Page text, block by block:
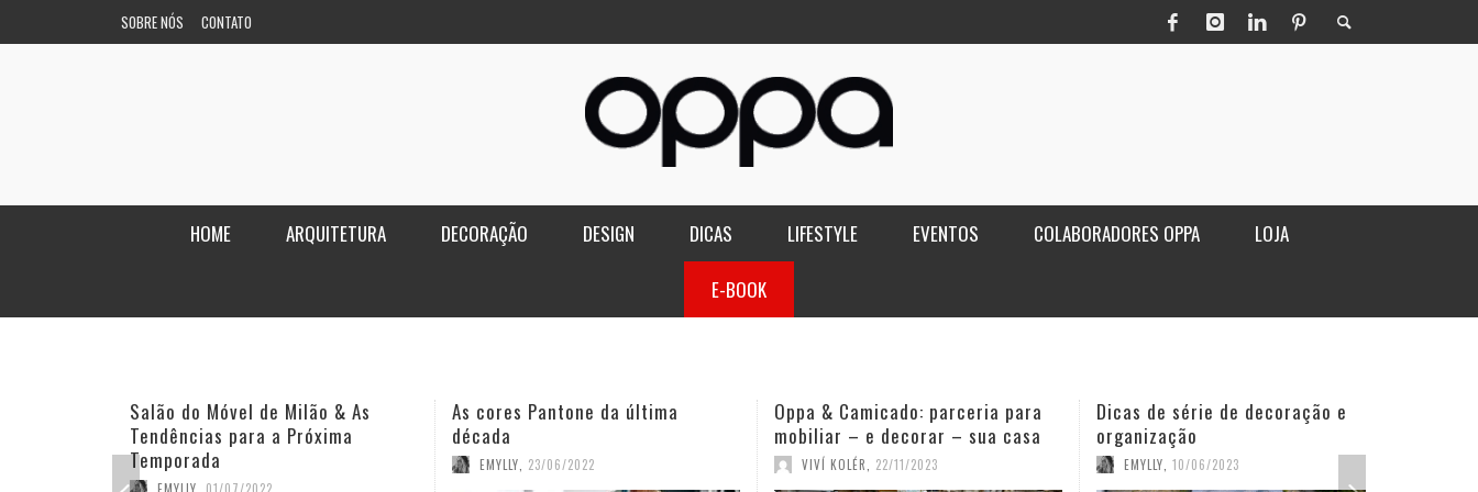
SOBRE NÓS CONTATO
HOME ARQUITETURA DECORAÇÃO DESIGN DICAS LIFESTYLE EVENTOS COLABORADORES OPPA LOJA
E-BOOK
Salão do Móvel de Milão & As
Tendências para a Próxima
Temporada
As cores Pantone da última
década
EMYLLY 23/06/2022
Oppa & Camicado: parceria para
mobiliar – e decorar – sua casa
VIVÍ KOLÉR 22/11/2023
Dicas de série de decoração e
organização
EMYLLY 10/06/2023